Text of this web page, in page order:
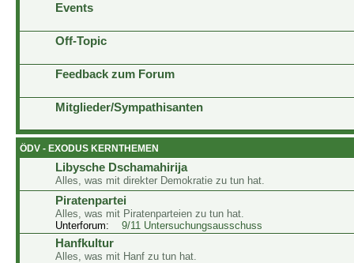
Events
Off-Topic
Feedback zum Forum
Mitglieder/Sympathisanten
ÖDV - EXODUS KERNTHEMEN
Libysche Dschamahirija
Alles, was mit direkter Demokratie zu tun hat.
Piratenpartei
Alles, was mit Piratenparteien zu tun hat.
Unterforum:
9/11 Untersuchungsausschuss
Hanfkultur
Alles, was mit Hanf zu tun hat.